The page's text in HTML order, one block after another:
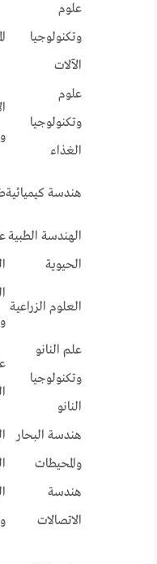
علوم
وتكنولوجيا
الآلات
علوم
وتكنولوجيا
الغذاء
هندسة كيميائية
الهندسة الطبية
الحيوية
العلوم الزراعية
علم النانو
وتكنولوجيا
النانو
هندسة البحار
والمحيطات
هندسة
الاتصالات